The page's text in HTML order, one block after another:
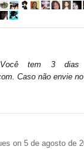
tem 3 dias
Caso não envie
on 5 de agosto de